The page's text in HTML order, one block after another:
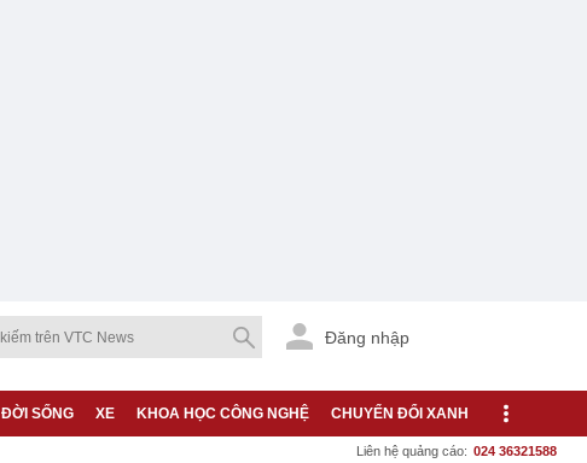
Đăng nhập
ĐỜI SỐNG XE KHOA HỌC CÔNG NGHỆ CHUYỂN ĐỔI XANH
Liên hệ quảng cáo: 024 36321588